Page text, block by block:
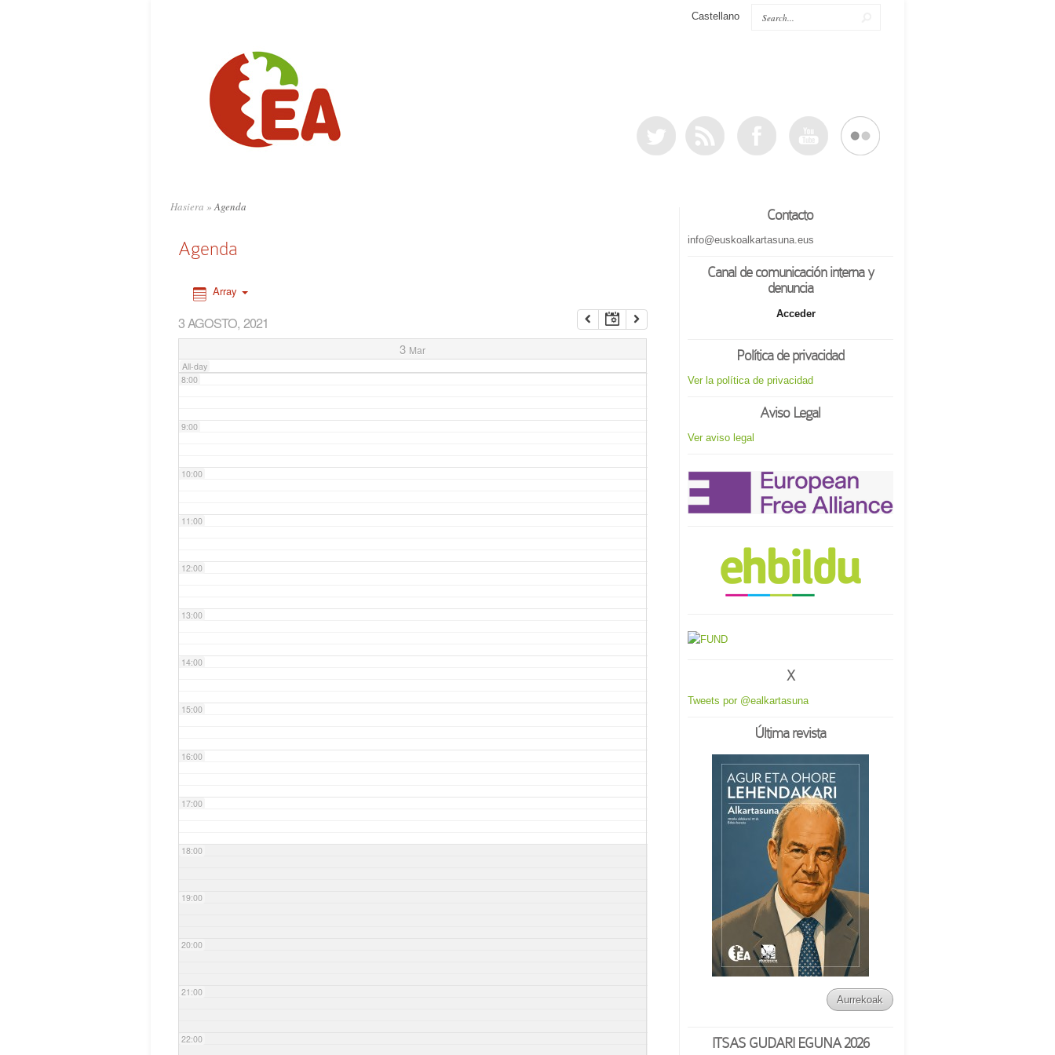
Castellano
Hasiera »Agenda
Agenda
Array
3 AGOSTO, 2021
3 Mar
All-day
6:00
8:00
9:00
10:00
11:00
12:00
13:00
14:00
15:00
16:00
17:00
18:00
19:00
20:00
21:00
22:00
Contacto
info@euskoalkartasuna.eus
Canal de comunicación interna y
denuncia
Acceder
Política de privacidad
Ver la política de privacidad
Aviso Legal
Ver aviso legal
X
Tweets por @ealkartasuna
Última revista
Aurrekoak
ITSAS GUDARI EGUNA 2026